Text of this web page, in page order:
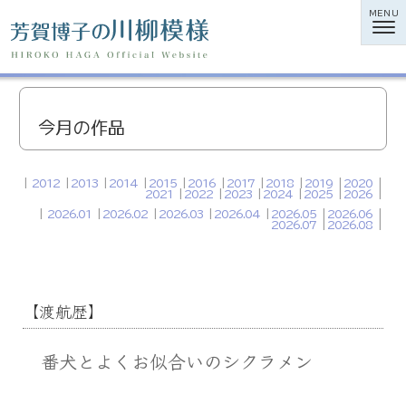
MENU
今月の作品
2012 2013 2014 2015 2016 2017 2018 2019
2020
2021
2022 2023 2024 2025
2026
2026.01
2026.02 2026.03 2026.04 2026.05
2026.06
2026.07
2026.08
【渡航歴】
番犬とよくお似合いのシクラメン